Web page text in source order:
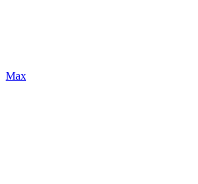
Max